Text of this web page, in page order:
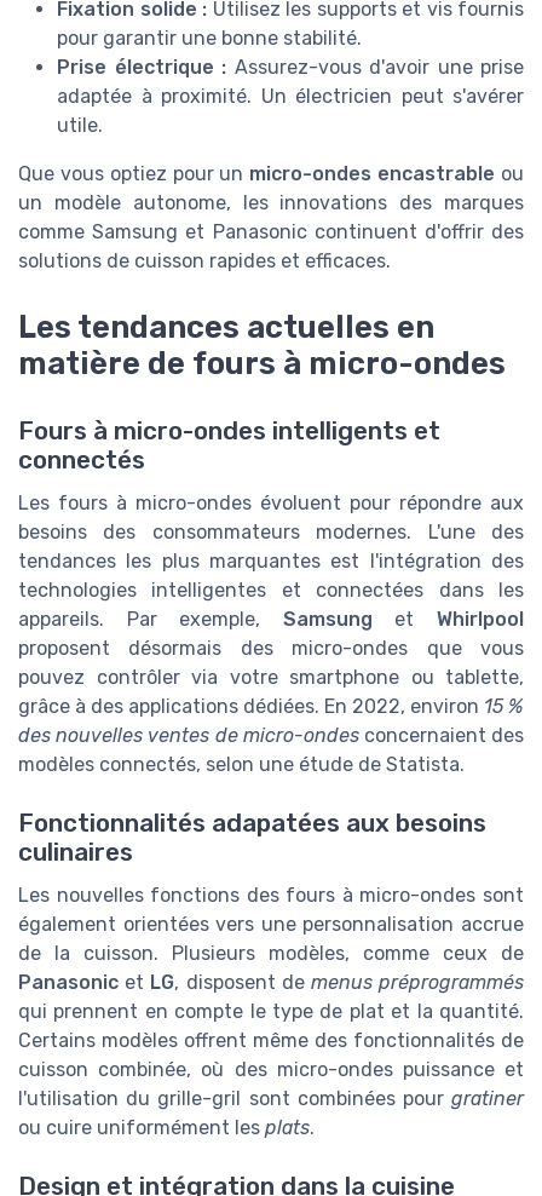
Fixation solide : Utilisez les supports et vis fournis
pour garantir une bonne stabilité.
Prise électrique : Assurez-vous d'avoir une prise
adaptée à proximité. Un électricien peut s'avérer
utile.
Que vous optiez pour un micro-ondes encastrable ou
un modèle autonome, les innovations des marques
comme Samsung et Panasonic continuent d'offrir des
solutions de cuisson rapides et efficaces.
Les tendances actuelles en
matière de fours à micro-ondes
Fours à micro-ondes intelligents et
connectés
Les fours à micro-ondes évoluent pour répondre aux
besoins des consommateurs modernes. L'une des
tendances les plus marquantes est l'intégration des
technologies intelligentes et connectées dans les
appareils. Par exemple, Samsung etWhirlpool
proposent désormais des micro-ondes que vous
pouvez contrôler via votre smartphone ou tablette,
grâce à des applications dédiées. En 2022, environ 15 %
des nouvelles ventes de micro-ondesconcernaient des
modèles connectés, selon une étude de Statista.
Fonctionnalités adapatées aux besoins
culinaires
Les nouvelles fonctions des fours à micro-ondes sont
également orientées vers une personnalisation accrue
de la cuisson. Plusieurs modèles, comme ceux de
Panasonic et LG, disposent de menus préprogrammés
qui prennent en compte le type de plat et la quantité.
Certains modèles offrent même des fonctionnalités de
cuisson combinée, où des micro-ondes puissance et
l'utilisation du grille-gril sont combinées pour gratiner
ou cuire uniformément les plats.
Design et intégration dans la cuisine